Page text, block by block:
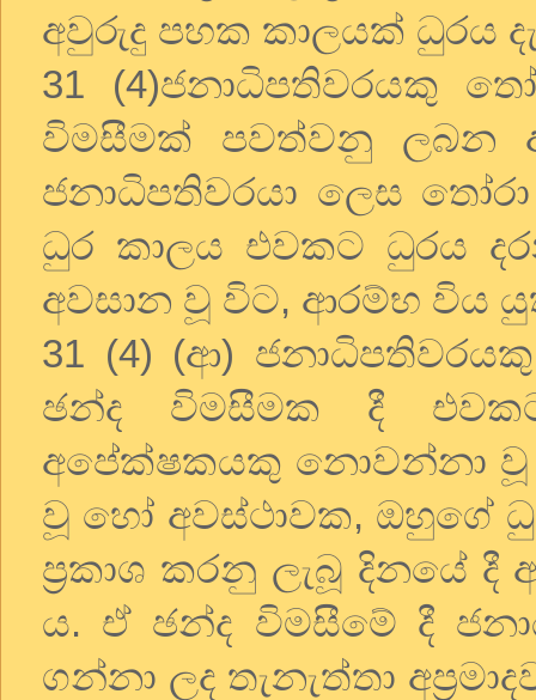
අවුරුදු පහක කාලයක් ධුරය
31 (4)ජනාධිපතිවරයකු
විමසීමක් පවත්වනු ලබන
ජනාධිපතිවරයා ලෙස
ධුර කාලය එවකට ධුරය
අවසාන වූ විට, ආරම්භ විය
31 (4) (ආ)
ඡන්ද විමසීමක දී
අපේක්ෂකයකු නොවන්නා
වූ හෝ අවස්ථාවක, ඔහුගේ
ප‍්‍රකාශ කරනු ලැබූ දිනයේ
ය. ඒ ඡන්ද විමසීමේ දී
ගන්නා ලද තැනැත්තා